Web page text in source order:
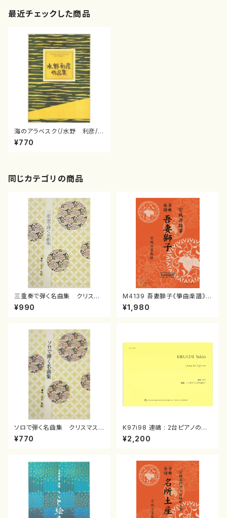
最近チェックした商品
海のアラベスク（/水野 利彦/楽
譜）
¥770
同じカテゴリの商品
三重奏で弾く名曲集 クリスマ
スメドレー( 箏2/大平光美 編
曲/楽譜）
¥990
M4139 吾妻獅子《箏曲楽譜》
（箏/宮城道雄著・宮城宗家監修/
箏曲古典楽譜）
¥1,980
ソロで弾く名曲集 クリスマス・
イブ／恋人がサンタクロース(
箏独奏 /大平光美 編曲/楽
¥770
K97i98 連禱 : 2台ピアノのた
めの（2 Pianos / 菊池 幸夫 /
楽譜）
¥2,200